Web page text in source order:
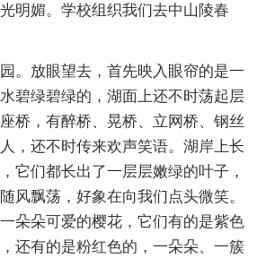
光明媚。学校组织我们去中山陵春
。放眼望去，首先映入眼帘的是一
碧绿碧绿的，湖面上还不时荡起层
桥，有醉桥、晃桥、立网桥、钢丝
，还不时传来欢声笑语。湖岸上长
它们都长出了一层层嫩绿的叶子，
风飘荡，好象在向我们点头微笑。
朵朵可爱的樱花，它们有的是紫色
还有的是粉红色的，一朵朵、一簇